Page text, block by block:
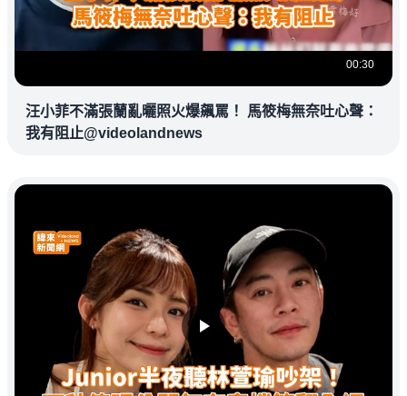
00:30
汪小菲不滿張蘭亂曬照火爆飆罵！ 馬筱梅無奈吐心聲：
我有阻止@videolandnews